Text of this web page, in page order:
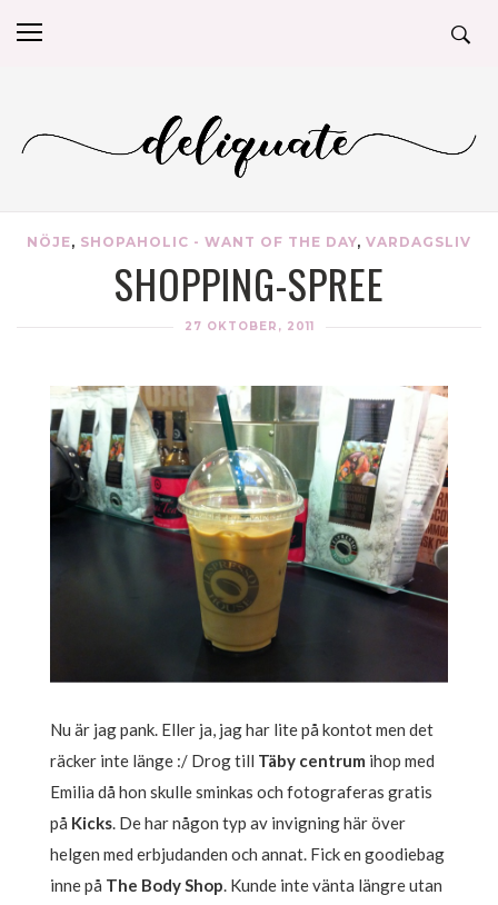
NÖJE, SHOPAHOLIC - WANT OF THE DAY, VARDAGSLIV
SHOPPING-SPREE
27 OKTOBER, 2011
Nu är jag pank. Eller ja, jag har lite på kontot men det
räcker inte länge :/ Drog till Täby centrum ihop med
Emilia då hon skulle sminkas och fotograferas gratis
på Kicks. De har någon typ av invigning här över
helgen med erbjudanden och annat. Fick en goodiebag
inne på The Body Shop. Kunde inte vänta längre utan